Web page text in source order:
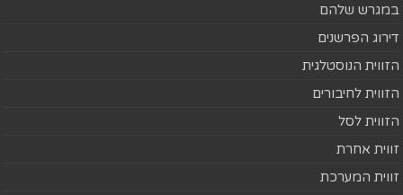
במגרש שלהם
דירוג הפרשנים
הזווית הנוסטלגית
הזווית לחיבורים
הזווית לסל
זווית אחרת
זווית המערכת